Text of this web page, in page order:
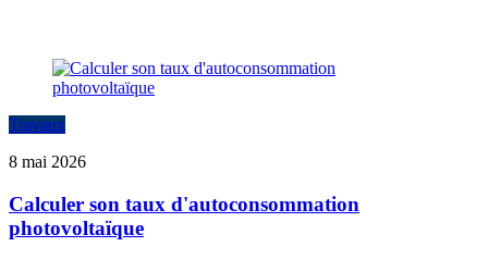
Travaux
8 mai 2026
Calculer son taux d'autoconsommation
photovoltaïque